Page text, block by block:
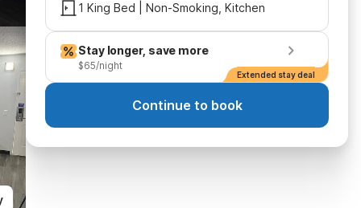
1 King Bed | Non-Smoking, Kitchen
Stay longer, save more
$65/night
Extended stay deal
Continue to book